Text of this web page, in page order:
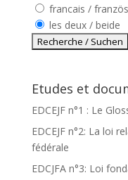
francais /
les deux / beide
Etudes et
EDCEJF n°1 : Le
EDCEJF n°2: La loi
fédérale
EDCJFA n°3: Loi